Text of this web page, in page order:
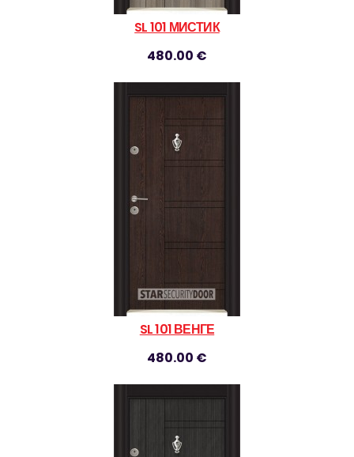
SL 101 МИСТИК
480.00 €
SL 101 ВЕНГЕ
480.00 €